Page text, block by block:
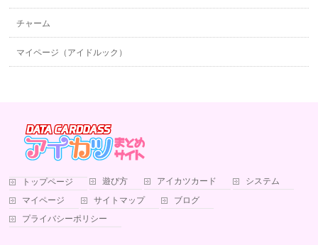
チャーム
マイページ（アイドルック）
トップページ 遊び方 アイカツカード
システム
マイページ
サイトマップ
ブログ
プライバシーポリシー